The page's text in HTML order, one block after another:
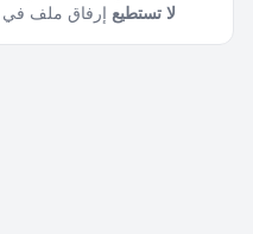
لا تستطيع إرفاق ملف في